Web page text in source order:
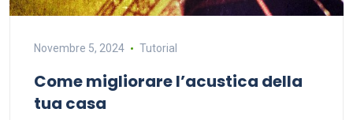
Novembre 5, 2024 Tutorial
Come migliorare l’acustica della
tua casa